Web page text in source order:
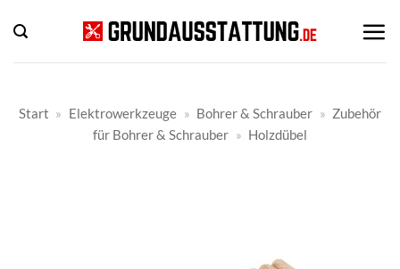
Inhalt
springen
Start » Elektrowerkzeuge » Bohrer & Schrauber » Zubehör
für Bohrer & Schrauber » Holzdübel